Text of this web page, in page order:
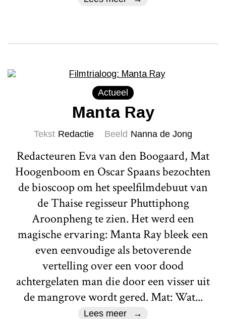
Actueel
Manta Ray
Tekst Redactie Beeld Nanna de Jong
Redacteuren Eva van den Boogaard, Mat
Hoogenboom en Oscar Spaans bezochten
de bioscoop om het speelfilmdebuut van
de Thaise regisseur Phuttiphong
Aroonpheng te zien. Het werd een
magische ervaring: Manta Ray bleek een
even eenvoudige als betoverende
vertelling over een voor dood
achtergelaten man die door een visser uit
de mangrove wordt gered. Mat: Wat...
Lees meer